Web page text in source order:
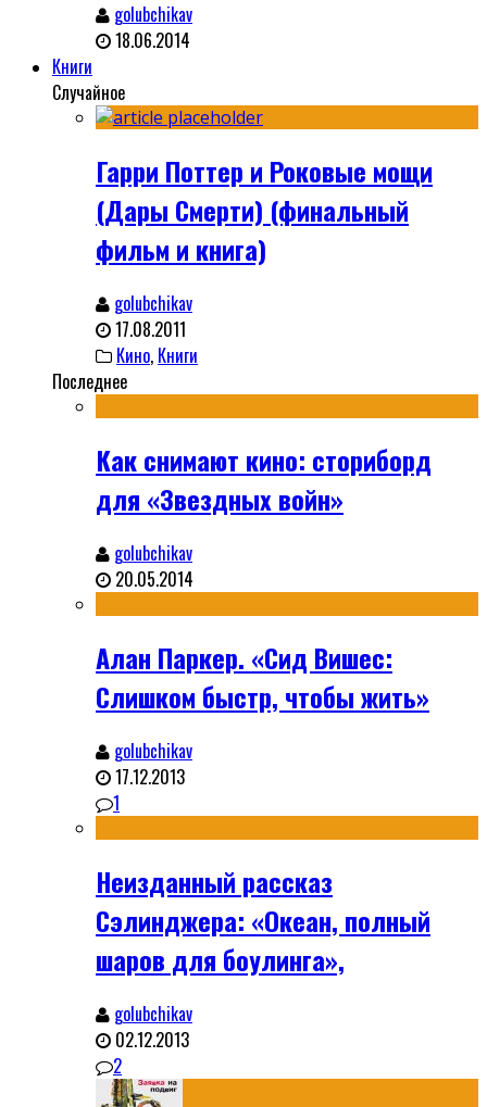
golubchikav
18.06.2014
Книги
Случайное
Гарри Поттер и Роковые мощи
(Дары Смерти) (финальный
фильм и книга)
golubchikav
17.08.2011
Кино, Книги
Последнее
Как снимают кино: сториборд
для «Звездных войн»
golubchikav
20.05.2014
Алан Паркер. «Сид Вишес:
Слишком быстр, чтобы жить»
golubchikav
17.12.2013
1
Неизданный рассказ
Сэлинджера: «Океан, полный
шаров для боулинга»,
golubchikav
02.12.2013
2